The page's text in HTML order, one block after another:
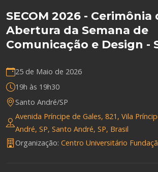
SECOM 2026 - Cerimônia
Abertura da Semana de
Comunicação e Design -
25 de Maio de 2026
19h às 19h30
Santo André/SP
Avenida Príncipe de Gales, 821, Vila
André, SP, Santo André, SP, Brasil
Organização: Centro Universitário